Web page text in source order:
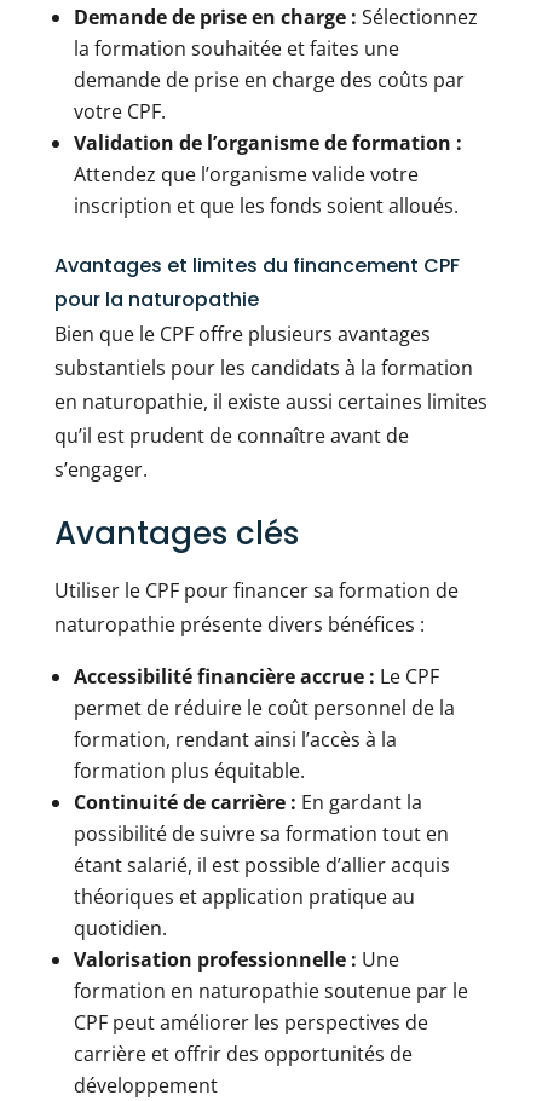
Demande de prise en charge : Sélectionnez
la formation souhaitée et faites une
demande de prise en charge des coûts par
votre CPF.
Validation de l’organisme de formation :
Attendez que l’organisme valide votre
inscription et que les fonds soient alloués.
Avantages et limites du financement CPF
pour la naturopathie
Bien que le CPF offre plusieurs avantages
substantiels pour les candidats à la formation
en naturopathie, il existe aussi certaines limites
qu’il est prudent de connaître avant de
s’engager.
Avantages clés
Utiliser le CPF pour financer sa formation de
naturopathie présente divers bénéfices :
Accessibilité financière accrue : Le CPF
permet de réduire le coût personnel de la
formation, rendant ainsi l’accès à la
formation plus équitable.
Continuité de carrière : En gardant la
possibilité de suivre sa formation tout en
étant salarié, il est possible d’allier acquis
théoriques et application pratique au
quotidien.
Valorisation professionnelle : Une
formation en naturopathie soutenue par le
CPF peut améliorer les perspectives de
carrière et offrir des opportunités de
développement